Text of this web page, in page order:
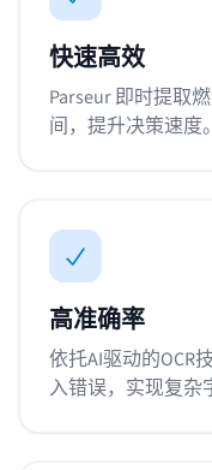
快速高效
Parseur 即时提取
间，提升决策速度。
高准确率
依托AI驱动的OCR
入错误，实现复杂